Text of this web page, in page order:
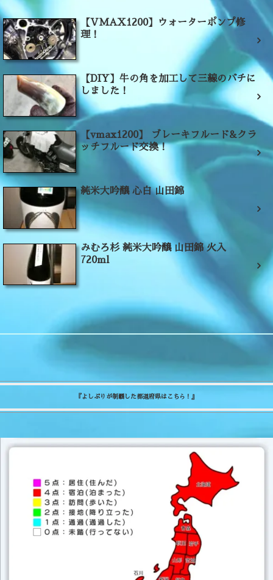
【VMAX1200】ウォーターポンプ修
理！
【DIY】牛の角を加工して三線のバチに
しました！
【vmax1200】 ブレーキフルード&クラ
ッチフルード交換！
純米大吟醸 心白 山田錦
みむろ杉 純米大吟醸 山田錦 火入
720ml
『よしぷりが制覇した都道府県はこちら！』